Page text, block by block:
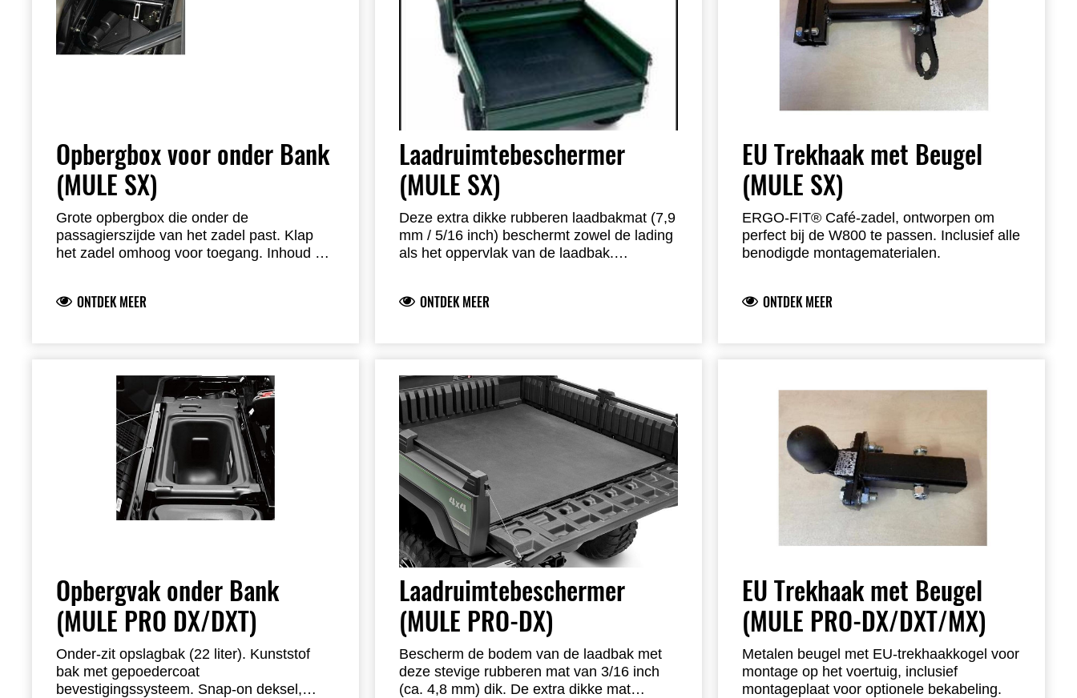
Opbergbox voor onder Bank
(MULE SX)
Grote opbergbox die onder de
passagierszijde van het zadel past. Klap
het zadel omhoog voor toegang. Inhoud ca.
ONTDEK MEER
Laadruimtebeschermer
(MULE SX)
Deze extra dikke rubberen laadbakmat (7,9
mm / 5/16 inch) beschermt zowel de lading
als het oppervlak van de laadbak.
MULE-logo.
ONTDEK MEER
EU Trekhaak met Beugel
(MULE SX)
ERGO-FIT® Café-zadel, ontworpen om
perfect bij de W800 te passen. Inclusief alle
benodigde montagematerialen.
ONTDEK MEER
Opbergvak onder Bank
(MULE PRO DX/DXT)
Onder-zit opslagbak (22 liter). Kunststof
bak met gepoedercoat
bevestigingssysteem. Snap-on deksel,
Laadruimtebeschermer
(MULE PRO-DX)
Bescherm de bodem van de laadbak met
deze stevige rubberen mat van 3/16 inch
(ca. 4,8 mm) dik. De extra dikke mat
EU Trekhaak met Beugel
(MULE PRO-DX/DXT/MX)
Metalen beugel met EU-trekhaakkogel voor
montage op het voertuig, inclusief
montageplaat voor optionele bekabeling.